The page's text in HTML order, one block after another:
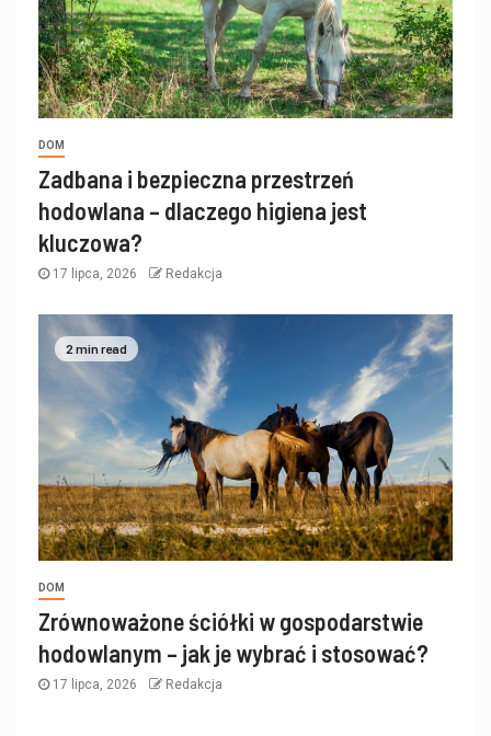
DOM
Zadbana i bezpieczna przestrzeń
hodowlana – dlaczego higiena jest
kluczowa?
17 lipca, 2026 Redakcja
2 min read
DOM
Zrównoważone ściółki w gospodarstwie
hodowlanym – jak je wybrać i stosować?
17 lipca, 2026 Redakcja